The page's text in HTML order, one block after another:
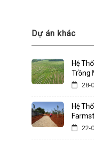
Dự án khác
Hệ
Trồng
28-
Hệ
22-